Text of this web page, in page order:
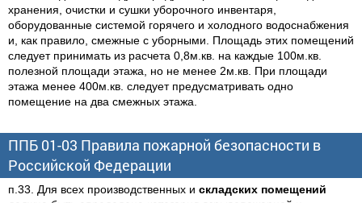
хранения, очистки и сушки уборочного инвентаря,
оборудованные системой горячего и холодного водоснабжения
и, как правило, смежные с уборными. Площадь этих помещений
следует принимать из расчета 0,8м.кв. на каждые 100м.кв.
полезной площади этажа, но не менее 2м.кв. При площади
этажа менее 400м.кв. следует предусматривать одно
помещение на два смежных этажа.
ППБ 01-03 Правила пожарной безопасности в
Российской Федерации
п.33. Для всех производственных и складских помещений